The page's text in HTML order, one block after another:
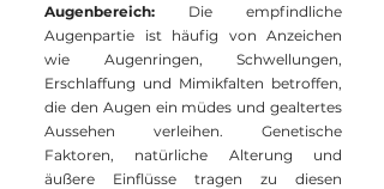
Augenbereich: Die empfindliche
Augenpartie ist häufig von Anzeichen
wie Augenringen, Schwellungen,
Erschlaffung und Mimikfalten betroffen,
die den Augen ein müdes und gealtertes
Aussehen verleihen. Genetische
Faktoren, natürliche Alterung und
äußere Einflüsse tragen zu diesen